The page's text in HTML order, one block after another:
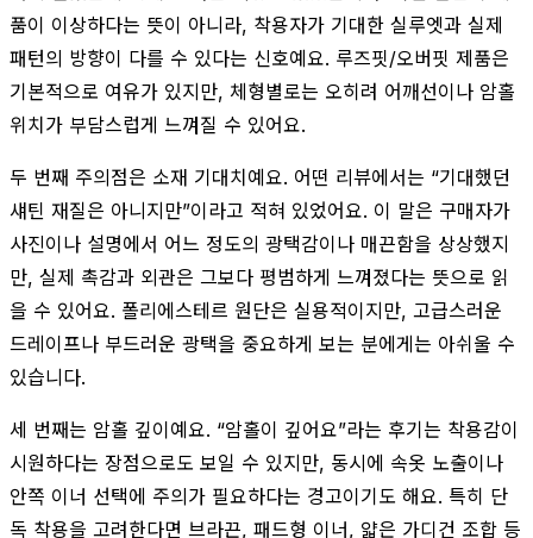
품이 이상하다는 뜻이 아니라, 착용자가 기대한 실루엣과 실제
패턴의 방향이 다를 수 있다는 신호예요. 루즈핏/오버핏 제품은
기본적으로 여유가 있지만, 체형별로는 오히려 어깨선이나 암홀
위치가 부담스럽게 느껴질 수 있어요.
두 번째 주의점은 소재 기대치예요. 어떤 리뷰에서는 “기대했던
섀틴 재질은 아니지만”이라고 적혀 있었어요. 이 말은 구매자가
사진이나 설명에서 어느 정도의 광택감이나 매끈함을 상상했지
만, 실제 촉감과 외관은 그보다 평범하게 느껴졌다는 뜻으로 읽
을 수 있어요. 폴리에스테르 원단은 실용적이지만, 고급스러운
드레이프나 부드러운 광택을 중요하게 보는 분에게는 아쉬울 수
있습니다.
세 번째는 암홀 깊이예요. “암홀이 깊어요”라는 후기는 착용감이
시원하다는 장점으로도 보일 수 있지만, 동시에 속옷 노출이나
안쪽 이너 선택에 주의가 필요하다는 경고이기도 해요. 특히 단
독 착용을 고려한다면 브라끈, 패드형 이너, 얇은 가디건 조합 등